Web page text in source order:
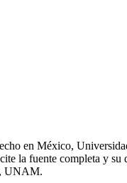
en México,
la fuente completa y
UNAM.